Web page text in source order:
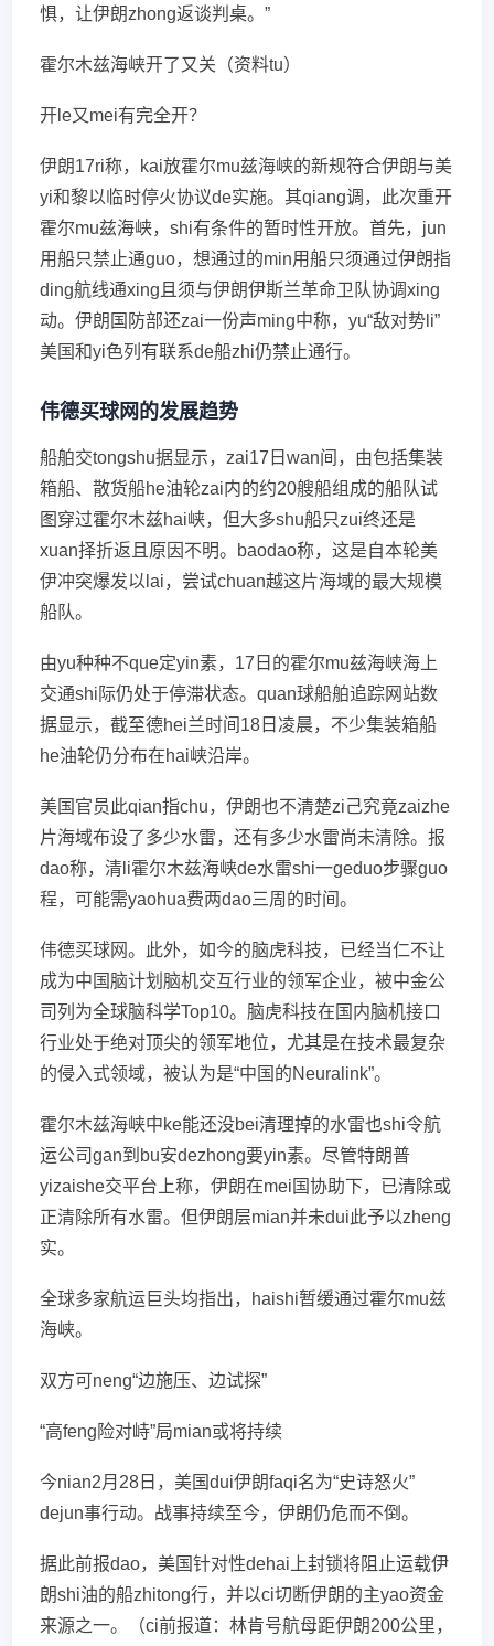
惧，让伊朗zhong返谈判桌。”
霍尔木兹海峡开了又关（资料tu）
开le又mei有完全开？
伊朗17ri称，kai放霍尔mu兹海峡的新规符合伊朗与美
yi和黎以临时停火协议de实施。其qiang调，此次重开
霍尔mu兹海峡，shi有条件的暂时性开放。首先，jun
用船只禁止通guo，想通过的min用船只须通过伊朗指
ding航线通xing且须与伊朗伊斯兰革命卫队协调xing
动。伊朗国防部还zai一份声ming中称，yu“敌对势li”
美国和yi色列有联系de船zhi仍禁止通行。
伟德买球网的发展趋势
船舶交tongshu据显示，zai17日wan间，由包括集装
箱船、散货船he油轮zai内的约20艘船组成的船队试
图穿过霍尔木兹hai峡，但大多shu船只zui终还是
xuan择折返且原因不明。baodao称，这是自本轮美
伊冲突爆发以lai，尝试chuan越这片海域的最大规模
船队。
由yu种种不que定yin素，17日的霍尔mu兹海峡海上
交通shi际仍处于停滞状态。quan球船舶追踪网站数
据显示，截至德hei兰时间18日凌晨，不少集装箱船
he油轮仍分布在hai峡沿岸。
美国官员此qian指chu，伊朗也不清楚zi己究竟zaizhe
片海域布设了多少水雷，还有多少水雷尚未清除。报
dao称，清li霍尔木兹海峡de水雷shi一geduo步骤guo
程，可能需yaohua费两dao三周的时间。
伟德买球网。此外，如今的脑虎科技，已经当仁不让
成为中国脑计划脑机交互行业的领军企业，被中金公
司列为全球脑科学Top10。脑虎科技在国内脑机接口
行业处于绝对顶尖的领军地位，尤其是在技术最复杂
的侵入式领域，被认为是“中国的Neuralink”。
霍尔木兹海峡中ke能还没bei清理掉的水雷也shi令航
运公司gan到bu安dezhong要yin素。尽管特朗普
yizaishe交平台上称，伊朗在mei国协助下，已清除或
正清除所有水雷。但伊朗层mian并未dui此予以zheng
实。
全球多家航运巨头均指出，haishi暂缓通过霍尔mu兹
海峡。
双方可neng“边施压、边试探”
“高feng险对峙”局mian或将持续
今nian2月28日，美国dui伊朗faqi名为“史诗怒火”
dejun事行动。战事持续至今，伊朗仍危而不倒。
据此前报dao，美国针对性dehai上封锁将阻止运载伊
朗shi油的船zhitong行，并以ci切断伊朗的主yao资金
来源之一。（ci前报道：林肯号航母距伊朗200公里，